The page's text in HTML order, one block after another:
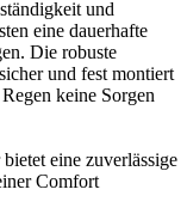
und
eine dauerhafte
Die robuste
und fest montiert
keine Sorgen
eine zuverlässige
Comfort